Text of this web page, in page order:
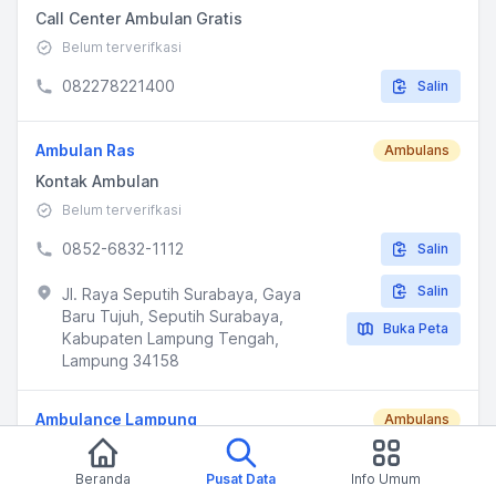
Call Center Ambulan Gratis
Belum terverifkasi
082278221400 Salin
Ambulan Ras Ambulans
Kontak Ambulan
Belum terverifkasi
0852-6832-1112 Salin
Jl. Raya Seputih Surabaya, Gaya
Baru Tujuh, Seputih Surabaya,
Kabupaten Lampung Tengah,
Lampung 34158
Salin
Buka Peta
Ambulance Lampung Ambulans
Ambulans 24 jam
Belum terverifkasi
Beranda Pusat Data Info Umum